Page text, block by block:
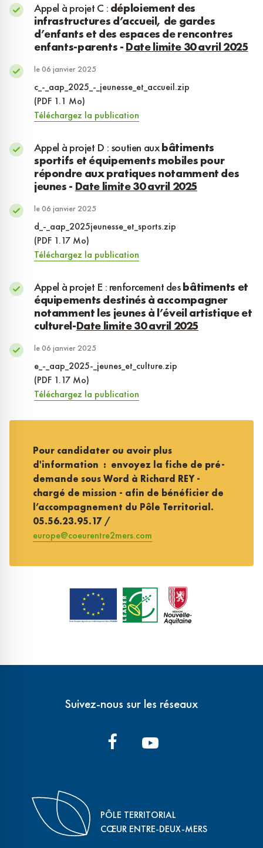
Appel à projet C : déploiement des
infrastructures d’accueil, de gardes
d’enfants et des espaces de rencontres
enfants-parents - Date limite 30 avril 2025
le 06 janvier 2025
c_-_aap_2025_-_jeunesse_et_accueil.zip
(PDF 1.1 Mo)
Téléchargez la publication
Appel à projet D : soutien auxbâtiments
sportifs et équipements mobiles pour
répondre aux pratiques notamment des
jeunes - Date limite 30 avril 2025
le 06 janvier 2025
d_-_aap_2025jeunesse_et_sports.zip
(PDF 1.17 Mo)
Téléchargez la publication
Appel à projet E : renforcement desbâtiments et
équipements destinés à accompagner
notamment les jeunes à l’éveil artistique et
culturel-Date limite 30 avril 2025
le 06 janvier 2025
e_-_aap_2025-_jeunes_et_culture.zip
(PDF 1.17 Mo)
Téléchargez la publication
Pour candidater ou avoir plus
d'information : envoyez la fiche de pré-
demande sous Word à Richard REY -
chargé de mission - afin de bénéficier de
l’accompagnement du Pôle Territorial.
05.56.23.95.17 /
europe@coeurentre2mers.com
Suivez-nous sur les réseaux
PÔLE TERRITORIAL
CŒUR ENTRE-DEUX-MERS